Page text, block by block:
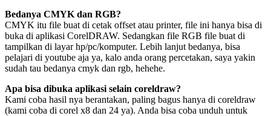
Bedanya CMYK dan RGB?
CMYK itu file buat di cetak offset atau printer, file ini hanya bisa di
buka di aplikasi CorelDRAW. Sedangkan file RGB file buat di
tampilkan di layar hp/pc/komputer. Lebih lanjut bedanya, bisa
pelajari di youtube aja ya, kalo anda orang percetakan, saya yakin
sudah tau bedanya cmyk dan rgb, hehehe.
Apa bisa dibuka aplikasi selain coreldraw?
Kami coba hasil nya berantakan, paling bagus hanya di coreldraw
(kami coba di corel x8 dan 24 ya). Anda bisa coba unduh untuk